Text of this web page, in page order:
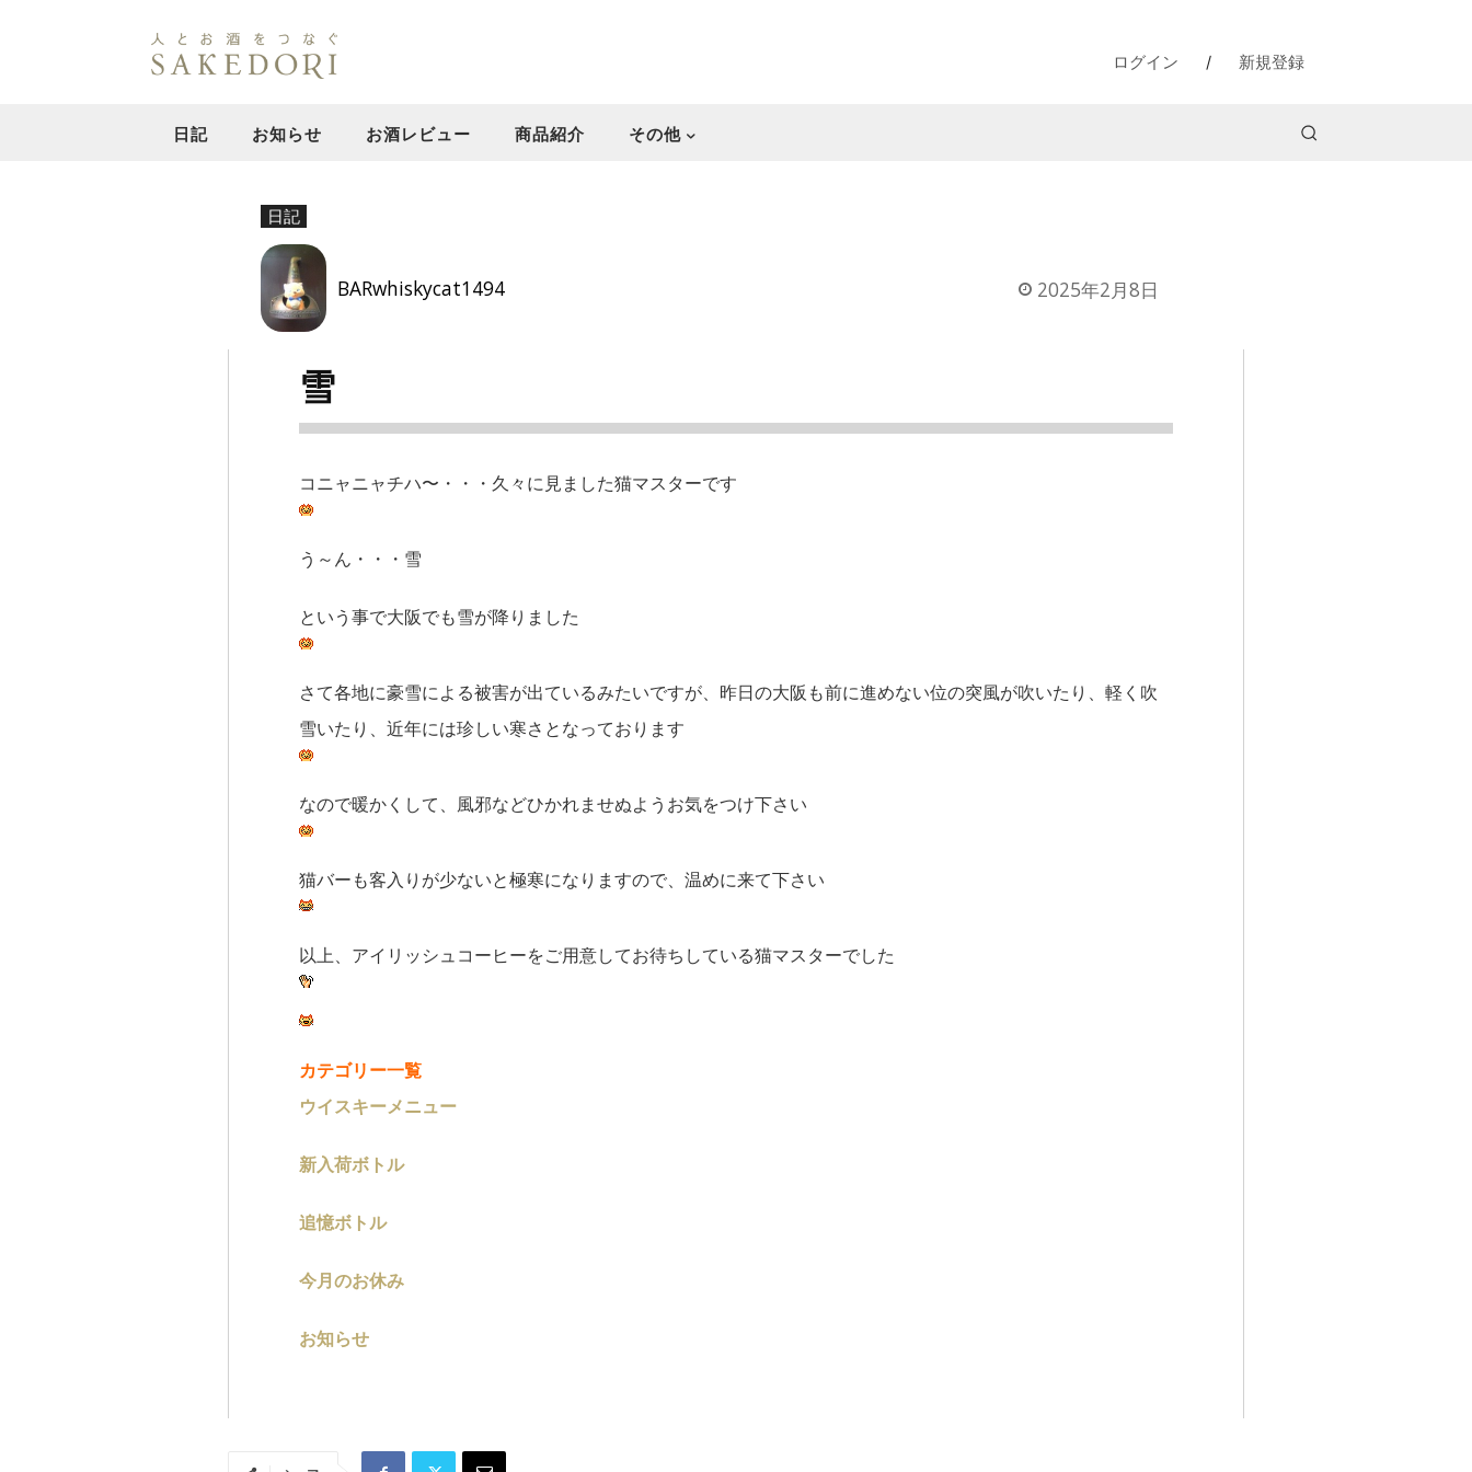
ログイン / 新規登録
日記 お知らせ お酒レビュー 商品紹介 その他
日記
BARwhiskycat1494 2025年2月8日
雪
コニャニャチハ〜・・・久々に見ました猫マスターです
う～ん・・・雪
という事で大阪でも雪が降りました
さて各地に豪雪による被害が出ているみたいですが、昨日の大阪も前に進めない位の突風が吹いたり、軽く吹
雪いたり、近年には珍しい寒さとなっております
なので暖かくして、風邪などひかれませぬようお気をつけ下さい
猫バーも客入りが少ないと極寒になりますので、温めに来て下さい
以上、アイリッシュコーヒーをご用意してお待ちしている猫マスターでした
カテゴリー一覧
ウイスキーメニュー
新入荷ボトル
追憶ボトル
今月のお休み
お知らせ